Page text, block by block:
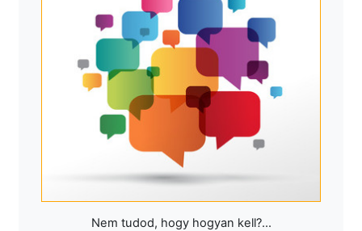
Nem tudod, hogy hogyan kell?...